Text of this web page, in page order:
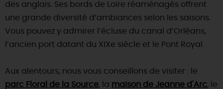
des anglais. Ses bords de Loire réaménagés offrent
une grande diversité d’ambiances selon les saisons.
Vous pouvez y admirer l’écluse du canal d’Orléans,
l’ancien port datant du XIXe siècle et le Pont Royal.
Aux alentours, nous vous conseillons de visiter : le
parc Floral de la Source, la maison de Jeanne d'Arc, le